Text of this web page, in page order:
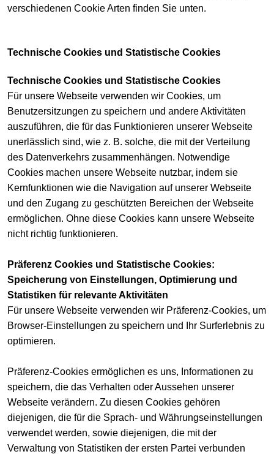
verschiedenen Cookie Arten finden Sie unten.
Technische Cookies und Statistische Cookies
Technische Cookies und Statistische Cookies
Für unsere Webseite verwenden wir Cookies, um
Benutzersitzungen zu speichern und andere Aktivitäten
auszuführen, die für das Funktionieren unserer Webseite
unerlässlich sind, wie z. B. solche, die mit der Verteilung
des Datenverkehrs zusammenhängen. Notwendige
Cookies machen unsere Webseite nutzbar, indem sie
Kernfunktionen wie die Navigation auf unserer Webseite
und den Zugang zu geschützten Bereichen der Webseite
ermöglichen. Ohne diese Cookies kann unsere Webseite
nicht richtig funktionieren.
Präferenz Cookies und Statistische Cookies:
Speicherung von Einstellungen, Optimierung und
Statistiken für relevante Aktivitäten
Für unsere Webseite verwenden wir Präferenz-Cookies, um
Browser-Einstellungen zu speichern und Ihr Surferlebnis zu
optimieren.
Präferenz-Cookies ermöglichen es uns, Informationen zu
speichern, die das Verhalten oder Aussehen unserer
Webseite verändern. Zu diesen Cookies gehören
diejenigen, die für die Sprach- und Währungseinstellungen
verwendet werden, sowie diejenigen, die mit der
Verwaltung von Statistiken der ersten Partei verbunden